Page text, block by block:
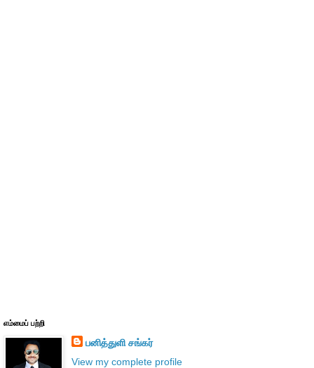
எம்மைப் பற்றி
பனித்துளி சங்கர்
View my complete profile